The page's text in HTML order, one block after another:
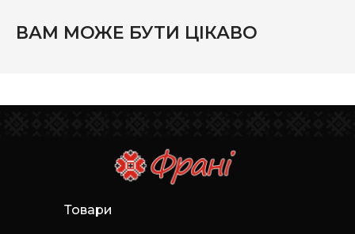
ВАМ МОЖЕ БУТИ ЦІКАВО
Товари